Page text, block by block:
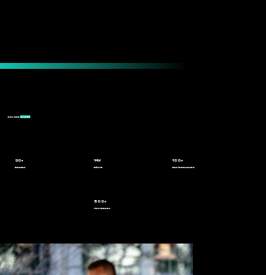
DAS WARMYLE26
30+
BRANDS
14K
GÄSTE
100+
MASTERCLASSES
500+
TESTDRIVES